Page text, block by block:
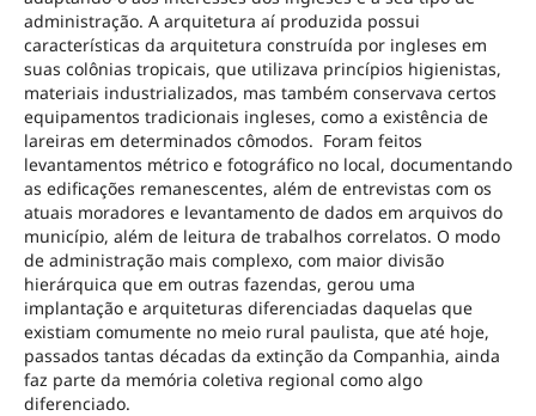
administração. A arquitetura aí produzida possui
características da arquitetura construída por ingleses em
suas colônias tropicais, que utilizava princípios higienistas,
materiais industrializados, mas também conservava certos
equipamentos tradicionais ingleses, como a existência de
lareiras em determinados cômodos. Foram feitos
levantamentos métrico e fotográfico no local, documentando
as edificações remanescentes, além de entrevistas com os
atuais moradores e levantamento de dados em arquivos do
município, além de leitura de trabalhos correlatos. O modo
de administração mais complexo, com maior divisão
hierárquica que em outras fazendas, gerou uma
implantação e arquiteturas diferenciadas daquelas que
existiam comumente no meio rural paulista, que até hoje,
passados tantas décadas da extinção da Companhia, ainda
faz parte da memória coletiva regional como algo
diferenciado.